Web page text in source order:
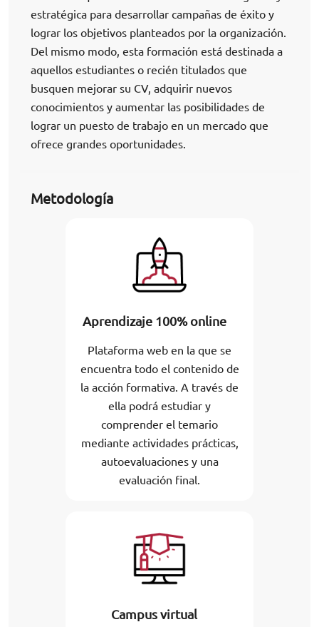
estratégica para desarrollar campañas de éxito y
lograr los objetivos planteados por la organización.
Del mismo modo, esta formación está destinada a
aquellos estudiantes o recién titulados que
busquen mejorar su CV, adquirir nuevos
conocimientos y aumentar las posibilidades de
lograr un puesto de trabajo en un mercado que
ofrece grandes oportunidades.
Metodología
Aprendizaje 100% online
Plataforma web en la que se
encuentra todo el contenido de
la acción formativa. A través de
ella podrá estudiar y
comprender el temario
mediante actividades prácticas,
autoevaluaciones y una
evaluación final.
Campus virtual